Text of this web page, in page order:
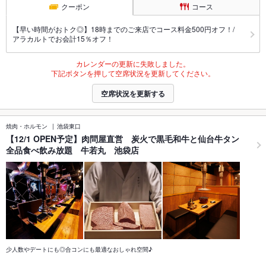
クーポン コース
【早い時間がおトク◎】18時までのご来店でコース料金500円オフ！/
アラカルトでお会計15％オフ！
カレンダーの更新に失敗しました。
下記ボタンを押して空席状況を更新してください。
空席状況を更新する
焼肉・ホルモン 池袋東口
【12/1 OPEN予定】肉問屋直営 炭火で黒毛和牛と仙台牛タン
全品食べ飲み放題 牛若丸 池袋店
少人数やデートにも◎合コンにも最適なおしゃれ空間♪